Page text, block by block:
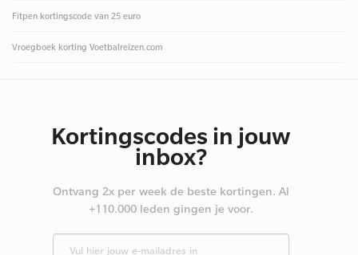
Fitpen kortingscode van 25 euro
Vroegboek korting Voetbalreizen.com
Kortingscodes in jouw
inbox?
Ontvang 2x per week de beste kortingen. Al
+110.000 leden gingen je voor.